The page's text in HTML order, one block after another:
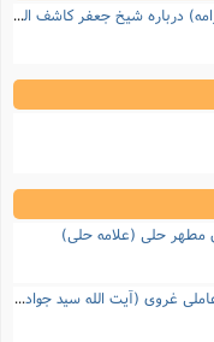
نظر سید جواد عاملى(نویسنده مفتاح الکرامه) درباره شیخ جعفر کاشف الغطاء
مطهر حلی (علامه حلی)
سید جواد بن سید محمد حسنی حسینی عاملی غروی (آیت الله سید جواد عاملی)